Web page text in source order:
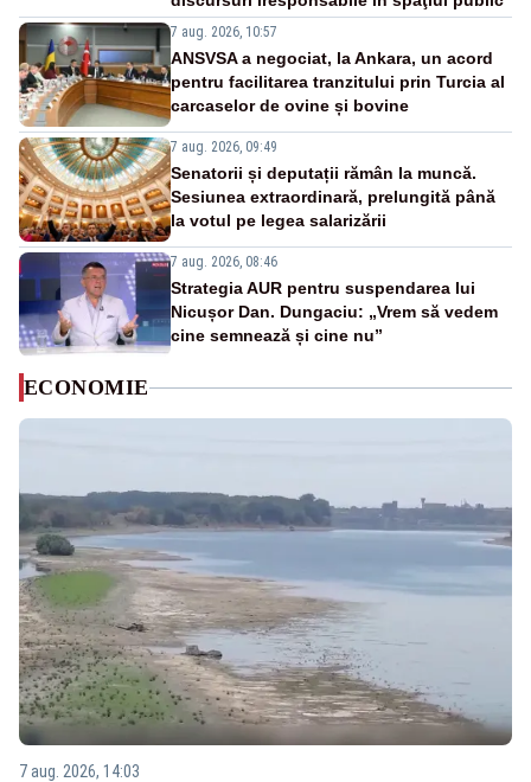
7 aug. 2026, 10:57
ANSVSA a negociat, la Ankara, un acord
pentru facilitarea tranzitului prin Turcia al
carcaselor de ovine și bovine
7 aug. 2026, 09:49
Senatorii și deputații rămân la muncă.
Sesiunea extraordinară, prelungită până
la votul pe legea salarizării
7 aug. 2026, 08:46
Strategia AUR pentru suspendarea lui
Nicușor Dan. Dungaciu: „Vrem să vedem
cine semnează și cine nu”
ECONOMIE
7 aug. 2026, 14:03